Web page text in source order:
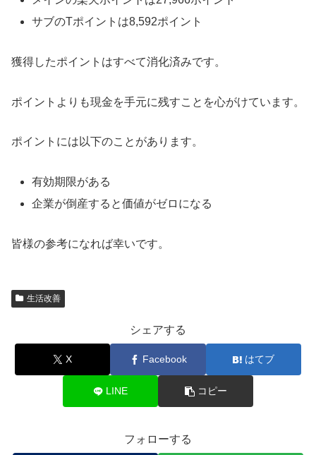
サブのTポイントは8,592ポイント
獲得したポイントはすべて消化済みです。
ポイントよりも現金を手元に残すことを心がけています。
ポイントには以下のことがあります。
有効期限がある
企業が倒産すると価値がゼロになる
皆様の参考になれば幸いです。
生活改善
シェアする
X Facebook はてブ
LINE コピー
フォローする